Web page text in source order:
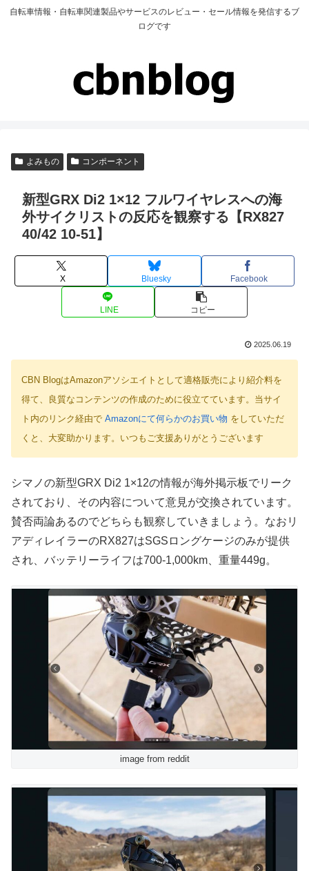
自転車情報・自転車関連製品やサービスのレビュー・セール情報を発信するブ
ログです
よみもの コンポーネント
新型GRX Di2 1×12 フルワイヤレスへの海
外サイクリストの反応を観察する【RX827
40/42 10-51】
X Bluesky Facebook
LINE コピー
2025.06.19
CBN BlogはAmazonアソシエイトとして適格販売により紹介料を
得て、良質なコンテンツの作成のために役立てています。当サイ
ト内のリンク経由で Amazonにて何らかのお買い物 をしていただ
くと、大変助かります。いつもご支援ありがとうございます
シマノの新型GRX Di2 1×12の情報が海外掲示板でリーク
されており、その内容について意見が交換されています。
賛否両論あるのでどちらも観察していきましょう。なおリ
アディレイラーのRX827はSGSロングケージのみが提供
され、バッテリーライフは700-1,000km、重量449g。
image from reddit